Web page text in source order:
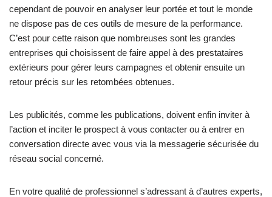
cependant de pouvoir en analyser leur portée et tout le monde
ne dispose pas de ces outils de mesure de la performance.
C’est pour cette raison que nombreuses sont les grandes
entreprises qui choisissent de faire appel à des prestataires
extérieurs pour gérer leurs campagnes et obtenir ensuite un
retour précis sur les retombées obtenues.
Les publicités, comme les publications, doivent enfin inviter à
l’action et inciter le prospect à vous contacter ou à entrer en
conversation directe avec vous via la messagerie sécurisée du
réseau social concerné.
En votre qualité de professionnel s’adressant à d’autres experts,